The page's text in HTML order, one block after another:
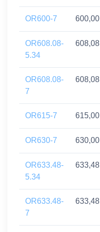
OR600-7 600,00
OR608.08-
5.34
608,08
OR608.08-
7
608,08
OR615-7 615,00
OR630-7 630,00
OR633.48-
5.34
633,48
OR633.48-
7
633,48